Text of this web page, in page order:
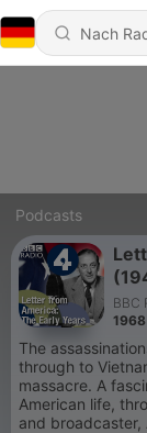
Podcasts
BBC
1968
The
through to
massacre. A
American life,
and broadcaster,